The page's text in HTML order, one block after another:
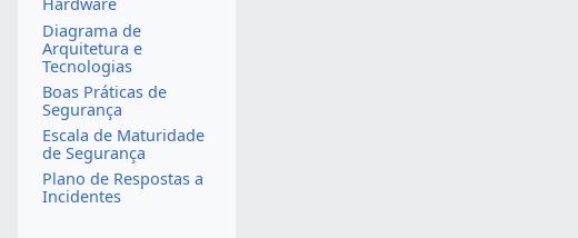
Hardware
Diagrama de
Arquitetura e
Tecnologias
Boas Práticas de
Segurança
Escala de Maturidade
de Segurança
Plano de Respostas a
Incidentes